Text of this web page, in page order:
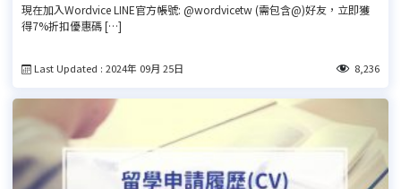
現在加入Wordvice LINE官方帳號: @wordvicetw (需包含@)好友，立即獲
得7%折扣優惠碼 […]
Last Updated : 2024年 09月 25日 8,236